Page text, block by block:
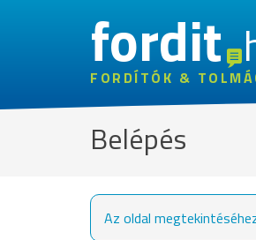
fordit
FORDÍTÓK &
Belépés
Az oldal